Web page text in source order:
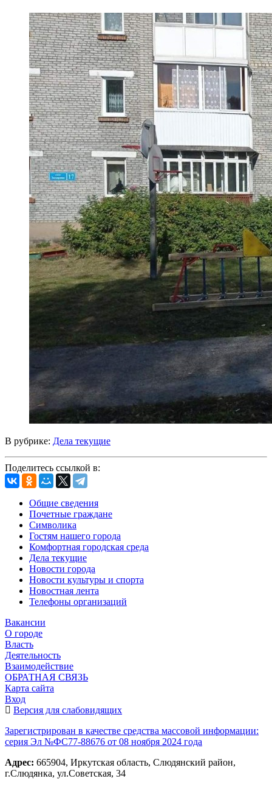
В рубрике: Дела текущие
Поделитесь ссылкой в:
Общие сведения
Почетные граждане
Символика
Гостям нашего города
Комфортная городская среда
Дела текущие
Новости города
Новости культуры и спорта
Новостная лента
Телефоны организаций
Вакансии
О городе
Власть
Деятельность
Взаимодействие
ОБРАТНАЯ СВЯЗЬ
Карта сайта
Вход
Версия для слабовидящих
Зарегистрирован в качестве средства массовой информации:
серия Эл №ФС77-88676 от 08 ноября 2024 года
Адрес: 665904, Иркутская область, Слюдянский район,
г.Слюдянка, ул.Советская, 34